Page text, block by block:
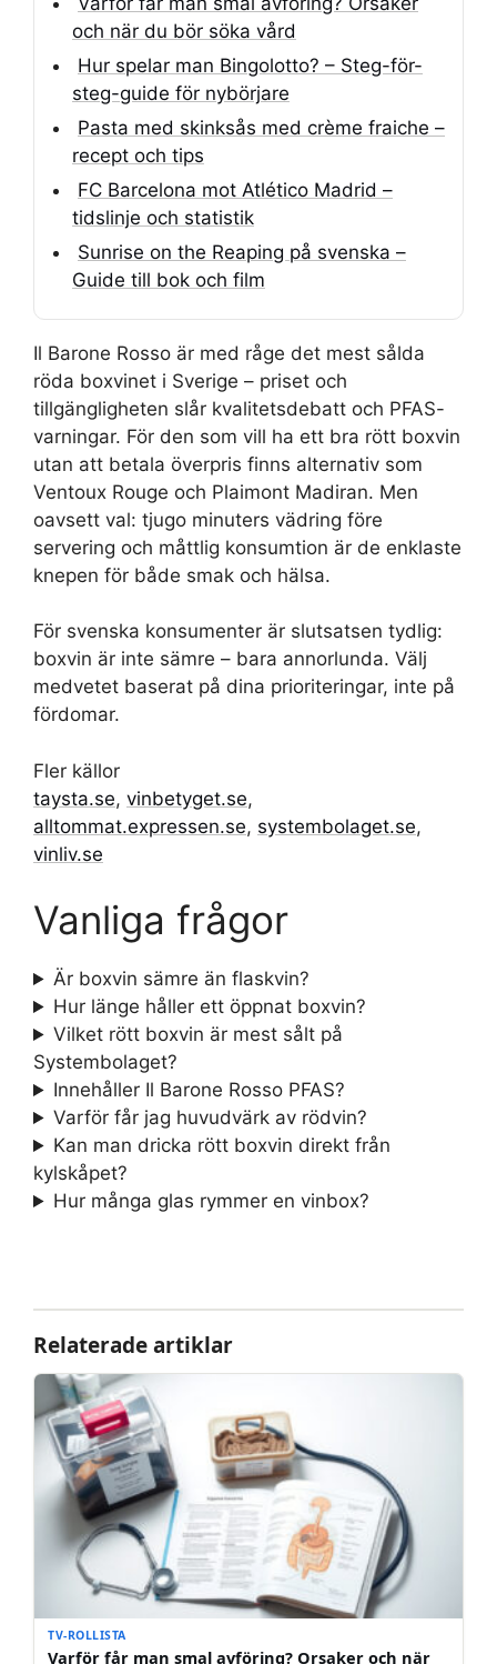
och när du bör söka vård
Hur spelar man Bingolotto? – Steg-för-
steg-guide för nybörjare
Pasta med skinksås med crème fraiche –
recept och tips
FC Barcelona mot Atlético Madrid –
tidslinje och statistik
Sunrise on the Reaping på svenska –
Guide till bok och film
Il Barone Rosso är med råge det mest sålda
röda boxvinet i Sverige – priset och
tillgängligheten slår kvalitetsdebatt och PFAS-
varningar. För den som vill ha ett bra rött boxvin
utan att betala överpris finns alternativ som
Ventoux Rouge och Plaimont Madiran. Men
oavsett val: tjugo minuters vädring före
servering och måttlig konsumtion är de enklaste
knepen för både smak och hälsa.
För svenska konsumenter är slutsatsen tydlig:
boxvin är inte sämre – bara annorlunda. Välj
medvetet baserat på dina prioriteringar, inte på
fördomar.
Fler källor
taysta.se, vinbetyget.se,
alltommat.expressen.se, systembolaget.se,
vinliv.se
Vanliga frågor
Är boxvin sämre än flaskvin?
Hur länge håller ett öppnat boxvin?
Vilket rött boxvin är mest sålt på
Systembolaget?
Innehåller Il Barone Rosso PFAS?
Varför får jag huvudvärk av rödvin?
Kan man dricka rött boxvin direkt från
kylskåpet?
Hur många glas rymmer en vinbox?
Relaterade artiklar
TV-ROLLISTA
Varför får man smal avföring? Orsaker och när